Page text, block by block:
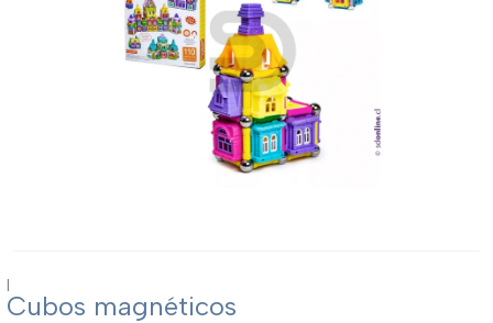
|
Cubos magnéticos